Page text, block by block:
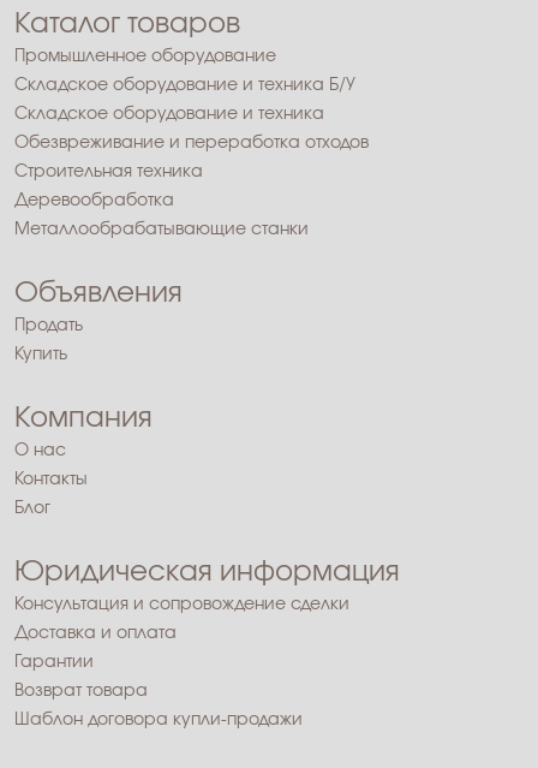
Каталог товаров
Промышленное оборудование
Складское оборудование и техника Б/У
Складское оборудование и техника
Обезвреживание и переработка отходов
Строительная техника
Деревообработка
Металлообрабатывающие станки
Объявления
Продать
Купить
Компания
О нас
Контакты
Блог
Юридическая информация
Консультация и сопровождение сделки
Доставка и оплата
Гарантии
Возврат товара
Шаблон договора купли-продажи